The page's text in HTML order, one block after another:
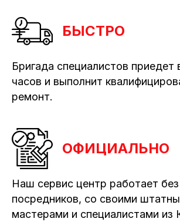
БЫСТРО
Бригада специалистов приедет
часов и выполнит
ремонт.
ОФИЦИАЛЬНО
Наш сервис центр работает без
посредников, со своими
мастерами и специалистами из